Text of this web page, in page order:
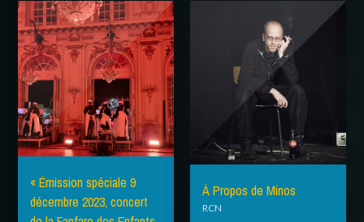
« Émission spéciale 9
décembre 2023, concert
À Propos de Minos
RCN